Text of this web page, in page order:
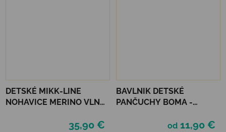
DETSKÉ MIKK-LINE
NOHAVICE MERINO VLNA
35,90 €
BAVLNIK DETSKÉ
PANČUCHY BOMA -
od 11,90 €